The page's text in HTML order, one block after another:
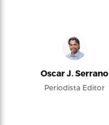
Oscar J. Serrano
Periodista Editor